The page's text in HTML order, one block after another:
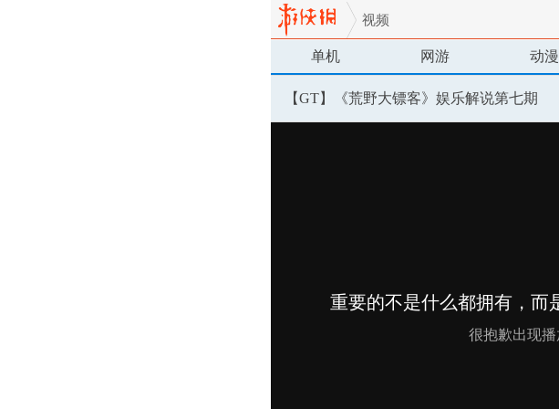
视频
单机 网游 动漫
【GT】《荒野大镖客》娱乐解说第七期